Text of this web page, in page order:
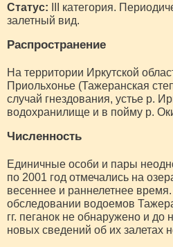
Статус: III категория.
залетный вид.
Распространение
На территории Иркутской
Приольхонье (Тажеранская
случай гнездования, устье р.
водохранилище и в пойму р.
Численность
Единичные особи и пары
по 2001 год отмечались на
весеннее и раннелетнее
обследовании водоемов
гг. пеганок не обнаружено и до
новых сведений об их залетах